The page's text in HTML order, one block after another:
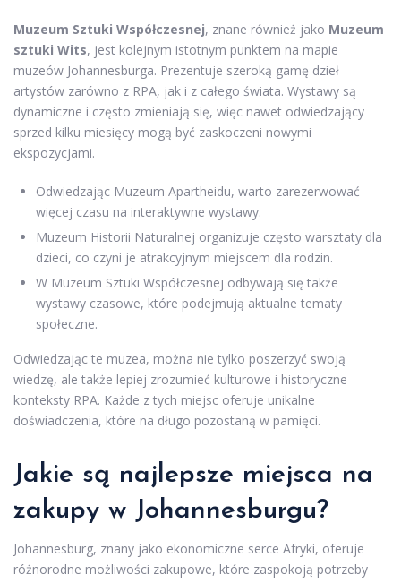
Muzeum Sztuki Współczesnej, znane również jako Muzeum
sztuki Wits, jest kolejnym istotnym punktem na mapie
muzeów Johannesburga. Prezentuje szeroką gamę dzieł
artystów zarówno z RPA, jak i z całego świata. Wystawy są
dynamiczne i często zmieniają się, więc nawet odwiedzający
sprzed kilku miesięcy mogą być zaskoczeni nowymi
ekspozycjami.
Odwiedzając Muzeum Apartheidu, warto zarezerwować
więcej czasu na interaktywne wystawy.
Muzeum Historii Naturalnej organizuje często warsztaty dla
dzieci, co czyni je atrakcyjnym miejscem dla rodzin.
W Muzeum Sztuki Współczesnej odbywają się także
wystawy czasowe, które podejmują aktualne tematy
społeczne.
Odwiedzając te muzea, można nie tylko poszerzyć swoją
wiedzę, ale także lepiej zrozumieć kulturowe i historyczne
konteksty RPA. Każde z tych miejsc oferuje unikalne
doświadczenia, które na długo pozostaną w pamięci.
Jakie są najlepsze miejsca na
zakupy w Johannesburgu?
Johannesburg, znany jako ekonomiczne serce Afryki, oferuje
różnorodne możliwości zakupowe, które zaspokoją potrzeby